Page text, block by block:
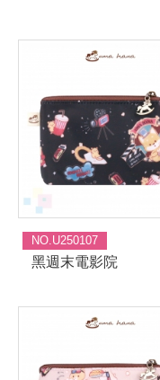
NO.U250107
黑週末電影院